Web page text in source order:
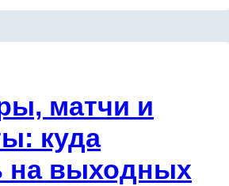
матчи и
куда
на выходных